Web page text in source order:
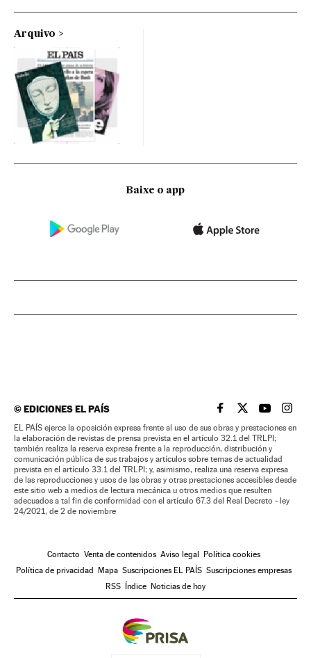
Arquivo
Baixe o app
©EDICIONES EL PAÍS EL PAÍS BRASIL EN
EL PAÍSEL PAÍS
EL
EL PAÍS ejerce la oposición expresa frente al uso de sus obras y prestaciones en
la elaboración de revistas de prensa prevista en el artículo 32.1 del TRLPI;
también realiza la reserva expresa frente a la reproducción, distribución y
comunicación pública de sus trabajos y artículos sobre temas de actualidad
prevista en el artículo 33.1 del TRLPI; y, asimismo, realiza una reserva expresa
de las reproducciones y usos de las obras y otras prestaciones accesibles desde
este sitio web a medios de lectura mecánica u otros medios que resulten
adecuados a tal fin de conformidad con el artículo 67.3 del Real Decreto - ley
24/2021, de 2 de noviembre
Contacto Venta de contenidos Aviso legal Política cookies
Política de privacidad Mapa Suscripciones EL PAÍS Suscripciones empresas
RSS Índice Noticias de hoy